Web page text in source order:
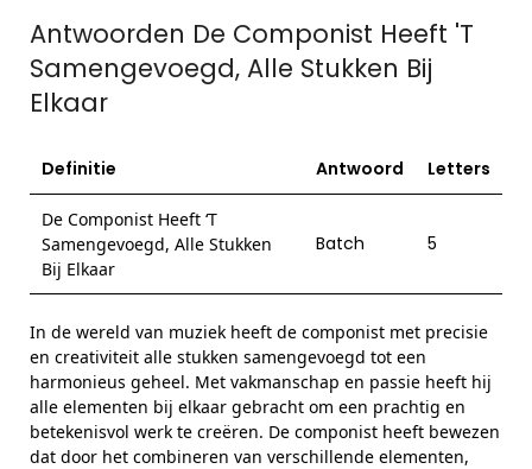
Antwoorden De Componist Heeft 'T
Samengevoegd, Alle Stukken Bij
Elkaar
Definitie Antwoord Letters
De Componist Heeft ‘T
Samengevoegd, Alle Stukken
Bij Elkaar
Batch 5
In de wereld van muziek heeft de componist met precisie
en creativiteit alle stukken samengevoegd tot een
harmonieus geheel. Met vakmanschap en passie heeft hij
alle elementen bij elkaar gebracht om een prachtig en
betekenisvol werk te creëren. De componist heeft bewezen
dat door het combineren van verschillende elementen,